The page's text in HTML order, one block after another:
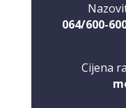
064/600-
Cijena